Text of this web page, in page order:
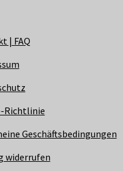
| FAQ
Richtlinie
Geschäftsbedingungen
widerrufen